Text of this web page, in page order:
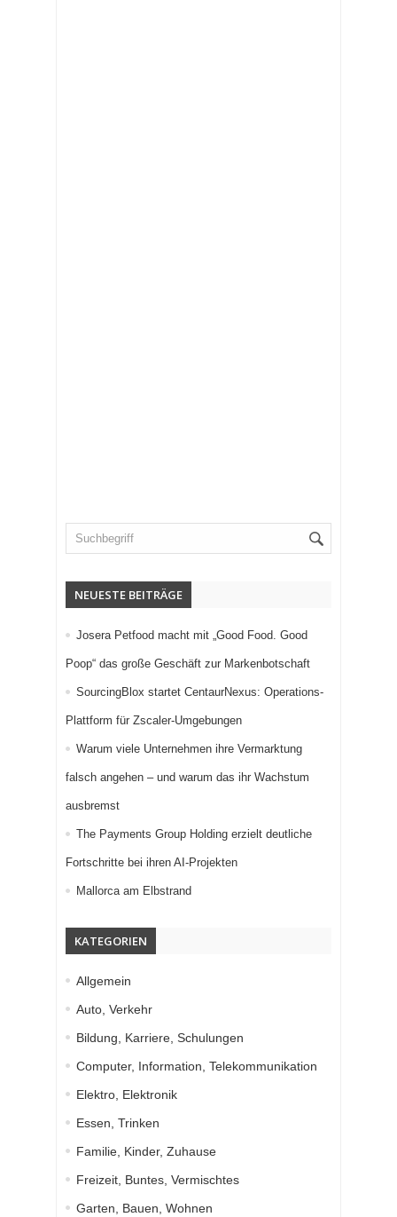
NEUESTE BEITRÄGE
Josera Petfood macht mit „Good Food. Good
Poop“ das große Geschäft zur Markenbotschaft
SourcingBlox startet CentaurNexus: Operations-
Plattform für Zscaler-Umgebungen
Warum viele Unternehmen ihre Vermarktung
falsch angehen – und warum das ihr Wachstum
ausbremst
The Payments Group Holding erzielt deutliche
Fortschritte bei ihren AI-Projekten
Mallorca am Elbstrand
KATEGORIEN
Allgemein
Auto, Verkehr
Bildung, Karriere, Schulungen
Computer, Information, Telekommunikation
Elektro, Elektronik
Essen, Trinken
Familie, Kinder, Zuhause
Freizeit, Buntes, Vermischtes
Garten, Bauen, Wohnen